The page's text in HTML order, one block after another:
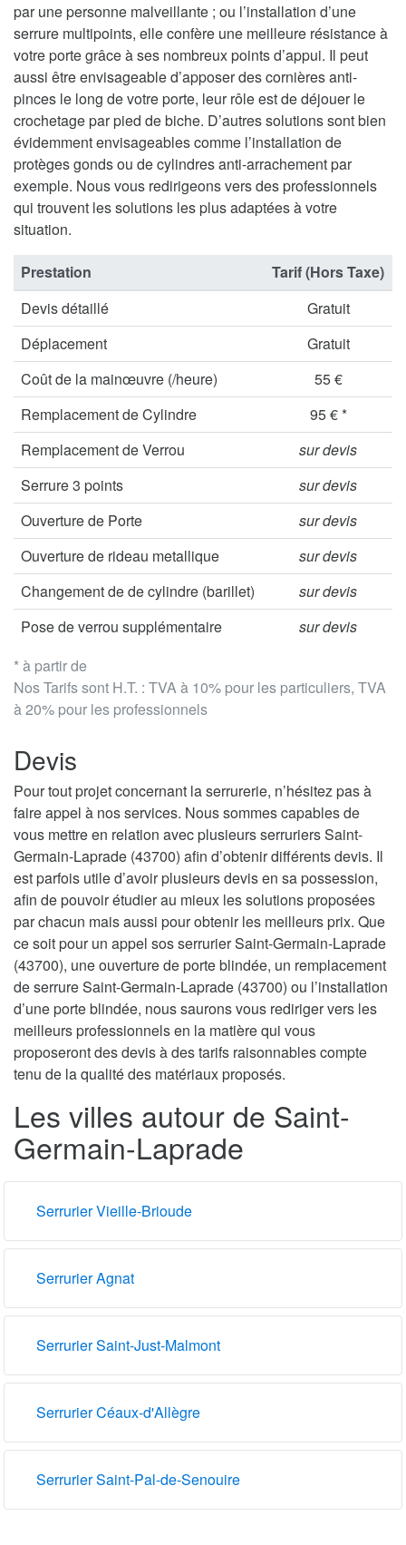
par une personne malveillante ; ou l’installation d’une
serrure multipoints, elle confère une meilleure résistance à
votre porte grâce à ses nombreux points d’appui. Il peut
aussi être envisageable d’apposer des cornières anti-
pinces le long de votre porte, leur rôle est de déjouer le
crochetage par pied de biche. D’autres solutions sont bien
évidemment envisageables comme l’installation de
protèges gonds ou de cylindres anti-arrachement par
exemple. Nous vous redirigeons vers des professionnels
qui trouvent les solutions les plus adaptées à votre
situation.
* à partir de
Nos Tarifs sont H.T. : TVA à 10% pour les particuliers, TVA
à 20% pour les professionnels
Prestation
Tarif (Hors Taxe)
Devis détaillé
Gratuit
Déplacement
Gratuit
Coût de la mainœuvre (/heure)
55 €
Remplacement de Cylindre
95 € *
Remplacement de Verrou
sur devis
Serrure 3 points
sur devis
Ouverture de Porte
sur devis
Ouverture de rideau metallique
sur devis
Changement de de cylindre (barillet)
sur devis
Pose de verrou supplémentaire
sur devis
Devis
Pour tout projet concernant la serrurerie, n’hésitez pas à
faire appel à nos services. Nous sommes capables de
vous mettre en relation avec plusieurs serruriers Saint-
Germain-Laprade (43700) afin d’obtenir différents devis. Il
est parfois utile d’avoir plusieurs devis en sa possession,
afin de pouvoir étudier au mieux les solutions proposées
par chacun mais aussi pour obtenir les meilleurs prix. Que
ce soit pour un appel sos serrurier Saint-Germain-Laprade
(43700), une ouverture de porte blindée, un remplacement
de serrure Saint-Germain-Laprade (43700) ou l’installation
d’une porte blindée, nous saurons vous rediriger vers les
meilleurs professionnels en la matière qui vous
proposeront des devis à des tarifs raisonnables compte
tenu de la qualité des matériaux proposés.
Les villes autour de Saint-
Germain-Laprade
Serrurier Vieille-Brioude
Serrurier Agnat
Serrurier Saint-Just-Malmont
Serrurier Céaux-d'Allègre
Serrurier Saint-Pal-de-Senouire